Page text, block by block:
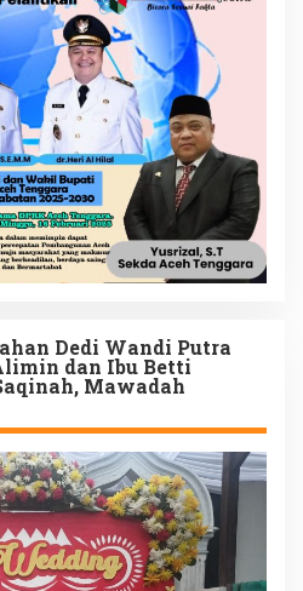
Dedi Wandi Putra
dan Ibu Betti
Mawadah